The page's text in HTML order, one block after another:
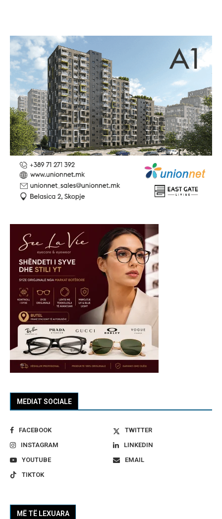
MEDIAT SOCIALE
FACEBOOK
TWITTER
INSTAGRAM
LINKEDIN
YOUTUBE
EMAIL
TIKTOK
MË TË LEXUARA